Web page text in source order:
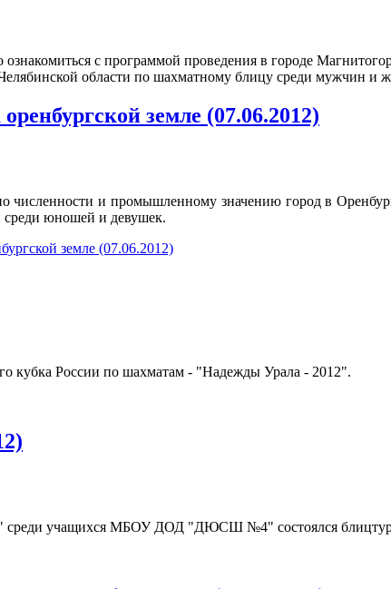
с программой проведения в городе
области по шахматному блицу среди мужчин и
земле (07.06.2012)
численности и промышленному значению город в
среди юношей и девушек.
земле (07.06.2012)
кубка России по шахматам - "Надежды Урала - 2012".
учащихся МБОУ ДОД "ДЮСШ №4" состоялся